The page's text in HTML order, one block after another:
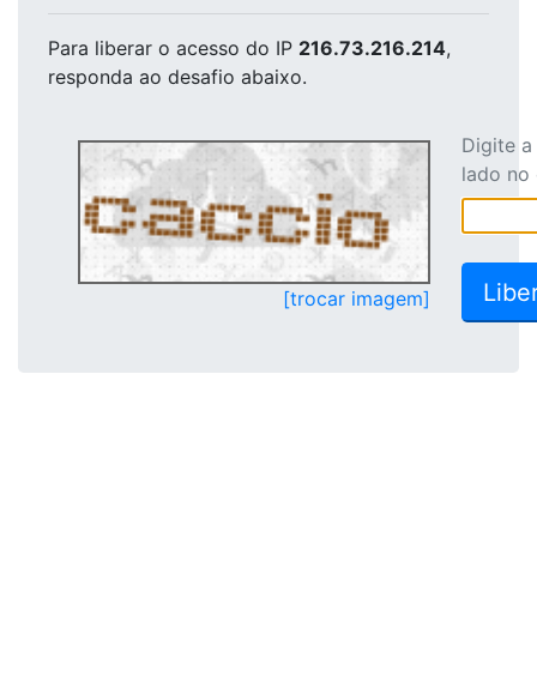
Para liberar o acesso do IP 216.73.216.214,
responda ao desafio abaixo.
[trocar imagem]
Digite
lado no